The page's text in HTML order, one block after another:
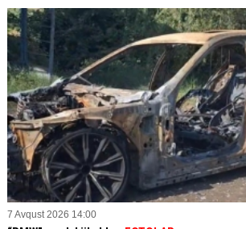
7 Avqust 2026 14:00